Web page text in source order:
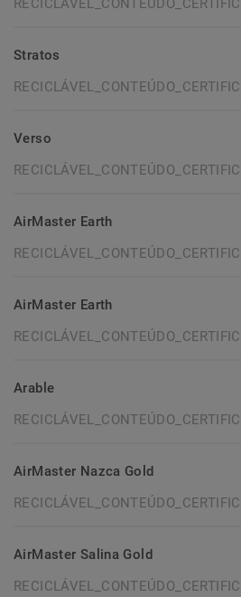
Stratos
Verso
AirMaster Earth
AirMaster Earth
Arable
AirMaster Nazca Gold
AirMaster Salina Gold